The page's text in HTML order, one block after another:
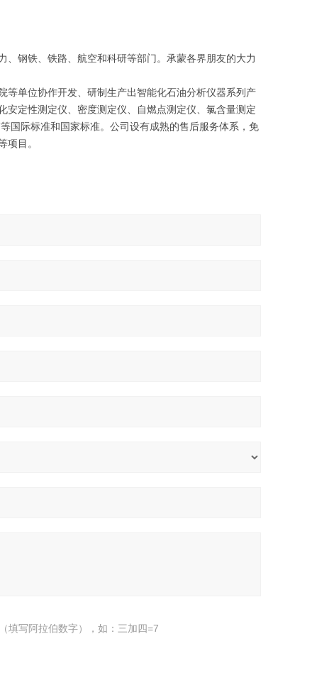
钢铁、铁路、航空和科研等部门。承蒙各界朋友的大力
等单位协作开发、研制生产出智能化石油分析仪器系列产
定性测定仪、密度测定仪、自燃点测定仪、氯含量测定
国际标准和国家标准。公司设有成熟的售后服务体系，免
项目。
填写阿拉伯数字），如：三加四=7